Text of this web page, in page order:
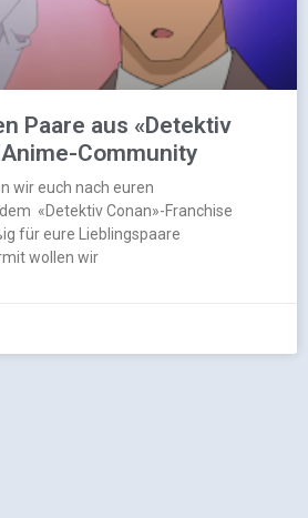
Paare aus «Detektiv
Community
wir euch nach euren
«Detektiv Conan»-Franchise
für eure Lieblingspaare
wollen wir